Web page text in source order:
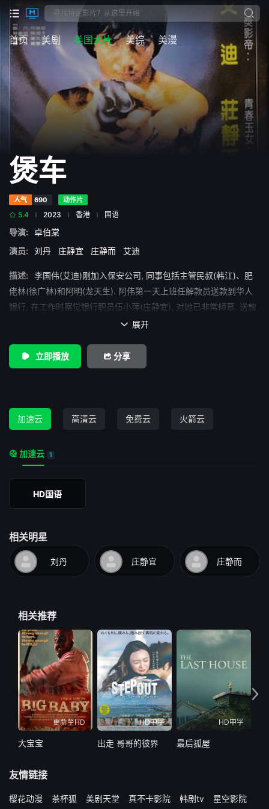
首页 美剧 美国大片 美综 美漫
煲车
人气 690 动作片
5.4 2023 香港 国语
导演:
卓伯棠
演员:
刘丹 庄静宜 庄静而 艾迪
描述:
李国伟(艾迪)刚加入保安公司, 同事包括主管民叔(韩江)、肥
佬林(徐广林)和阿明(龙天生). 阿伟第一天上班任解款员送款到华人
银行, 在工作时察觉银行职员伍小萍(庄静宜), 对她已非常倾慕. 送款
任务完成, 解款团队离开银行, 遇上劫案. 为人正义的阿伟, 虽事不关
佬林中枪受伤....
 展开
立即播放 分享
加速云 高清云 免费云 火箭云
加速云 1
HD国语
相关明星
刘丹 庄静宜 庄静而
相关推荐
更新至HD
大宝宝
HD中字
出走 哥哥的彼界
HD中字
最后孤屋
友情链接
樱花动漫 茶杯狐 美剧天堂 真不卡影院 韩剧tv 星空影院